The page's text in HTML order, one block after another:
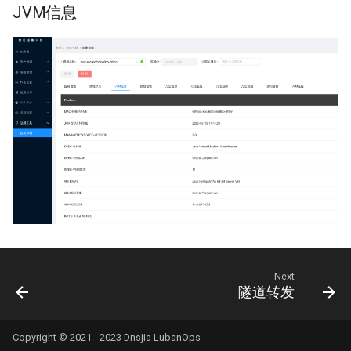
JVM信息
Next
隧道转发
Copyright © 2021 - 2023 Dnsjia LubanOps